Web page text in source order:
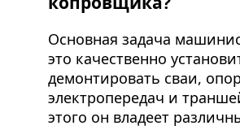
Основная задача
это качественно
демонтировать сваи,
электропередач и
этого он владеет